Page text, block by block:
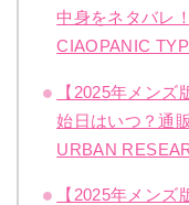
中身をネタバレ
CIAOPANIC
【2025年メン
始日はいつ？通
URBAN
【2025年メン